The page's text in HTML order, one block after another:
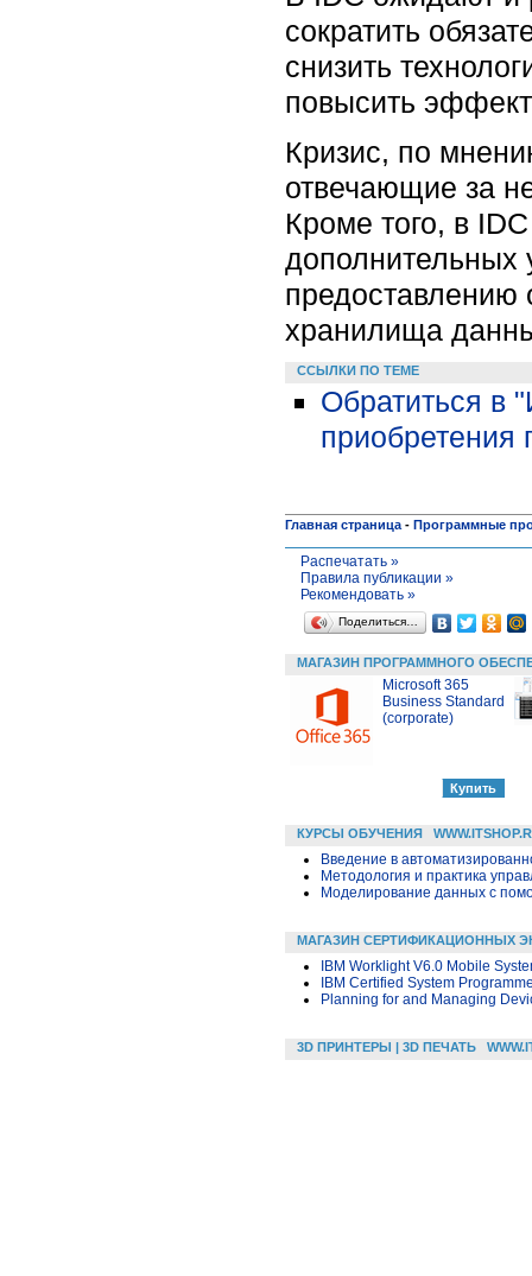
сократить
снизить
повысить
Кризис, по
отвечающие за
Кроме того, в
дополнительных
предоставлению
хранилища
ССЫЛКИ ПО ТЕМЕ
Обратиться в
приобретения
Главная страница - Программные
Распечатать »
Правила публикации »
Рекомендовать »
Поделиться…
МАГАЗИН ПРОГРАММНОГО
Microsoft 365
Business Standard
(corporate)
КУРСЫ ОБУЧЕНИЯ
Введение в
Методология и практика
Моделирование данных с
МАГАЗИН СЕРТИФИКАЦИОННЫХ
IBM Worklight V6.0 Mobile
IBM Certified System
Planning for and Managing
3D ПРИНТЕРЫ | 3D ПЕЧАТЬ